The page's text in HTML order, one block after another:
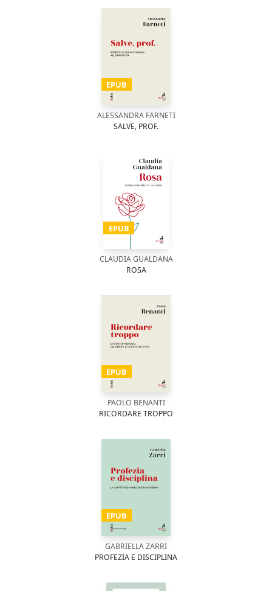
EPUB
ALESSANDRA FARNETI
SALVE, PROF.
EPUB
CLAUDIA GUALDANA
ROSA
EPUB
PAOLO BENANTI
RICORDARE TROPPO
EPUB
GABRIELLA ZARRI
PROFEZIA E DISCIPLINA